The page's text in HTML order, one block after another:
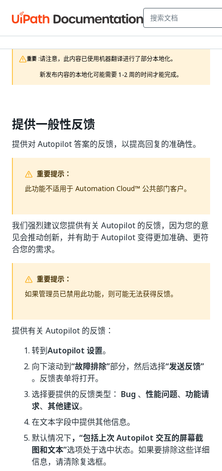
重要 :请注意，此内容已使用机器翻译进行了部分本地化。
新发布内容的本地化可能需要 1-2 周的时间才能完成。
提供一般性反馈
提供对 Autopilot 答案的反馈，以提高回复的准确性。
重要提示：
此功能不适用于 Automation Cloud™ 公共部门客户。
我们强烈建议您提供有关 Autopilot 的反馈，因为您的意
见会推动创新，并有助于 Autopilot 变得更加准确、更符
合您的需求。
重要提示：
如果管理员已禁用此功能，则可能无法获得反馈。
提供有关 Autopilot 的反馈：
转到Autopilot 设置。
向下滚动到“故障排除”部分，然后选择“发送反馈”
。反馈表单将打开。
选择要提供的反馈类型： Bug 、 性能问题、 功能请
求、 其他建议。
在文本字段中提供其他信息。
默认情况下，“包括上次 Autopilot 交互的屏幕截
图和文本”选项处于选中状态。如果要排除这些详细
信息，请清除复选框。